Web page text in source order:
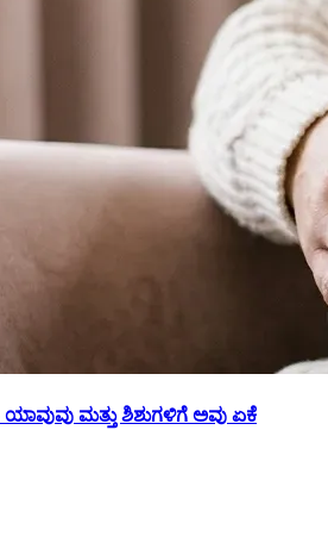
ಯಾವುವು ಮತ್ತು ಶಿಶುಗಳಿಗೆ ಅವು ಏಕೆ